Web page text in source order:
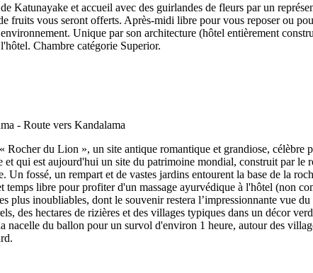
Katunayake et accueil avec des guirlandes de fleurs par un
fruits vous seront offerts. Après-midi libre pour vous reposer ou
Unique par son architecture (hôtel entièrement
Chambre catégorie Superior.
du Lion », un site antique romantique et grandiose, célèbre
qui est aujourd'hui un site du patrimoine mondial, construit par
Un fossé, un rempart et de vastes jardins entourent la base de la
temps libre pour profiter d'un massage ayurvédique à l'hôtel
plus inoubliables, dont le souvenir restera l’impressionnante vue
des hectares de rizières et des villages typiques dans un décor
nacelle du ballon pour un survol d'environ 1 heure, autour des